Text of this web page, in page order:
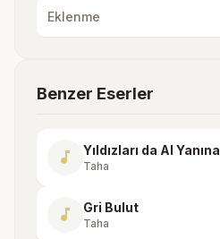
Eklenme
Benzer Eserler
music_note Yıldızları da Al Yanına
Taha
music_note Gri Bulut
Taha